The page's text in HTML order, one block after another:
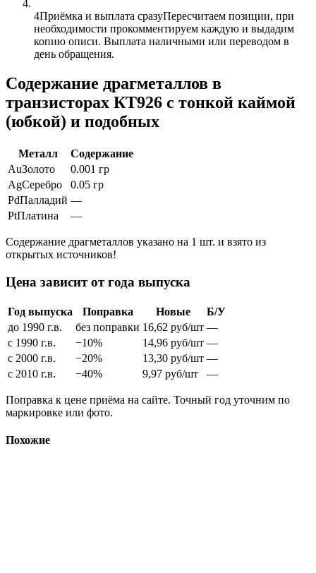
4Приёмка и выплата сразуПересчитаем позиции, при
необходимости прокомментируем каждую и выдадим
копию описи. Выплата наличными или переводом в
день обращения.
Содержание драгметаллов в
транзисторах КТ926 с тонкой каймой
(юбкой) и подобных
Металл
Содержание
AuЗолото
0.001 гр
AgСеребро
0.05 гр
PdПалладий —
PtПлатина —
Содержание драгметаллов указано на 1 шт. и взято из
открытых источников!
Цена зависит от года выпуска
Год выпуска Поправка Новые
Б/У
до 1990 г.в.
без поправки 16,62 руб/шт —
с 1990 г.в.
−10% 14,96 руб/шт —
с 2000 г.в.
−20% 13,30 руб/шт —
с 2010 г.в.
−40% 9,97 руб/шт —
Поправка к цене приёма на сайте. Точный год уточним по
маркировке или фото.
Похожие